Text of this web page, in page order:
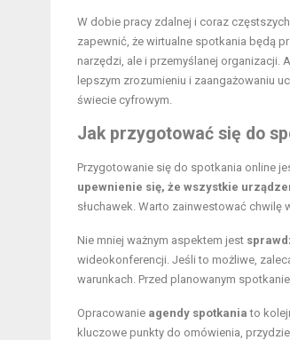
W dobie pracy zdalnej i coraz
zapewnić, że wirtualne spotkania będą
narzędzi, ale i przemyślanej organizacji.
lepszym zrozumieniu i zaangażowaniu
świecie cyfrowym.
Jak przygotować się do
Przygotowanie się do spotkania online
upewnienie się, że wszystkie
słuchawek. Warto zainwestować chwilę
Nie mniej ważnym aspektem jest
wideokonferencji. Jeśli to możliwe,
warunkach. Przed planowanym
Opracowanie agendy spotkania to
kluczowe punkty do omówienia,